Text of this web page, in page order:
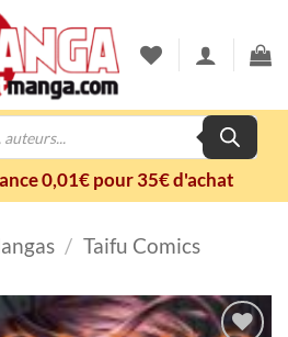
0,01€ pour 35€ d'achat
/ Taifu Comics